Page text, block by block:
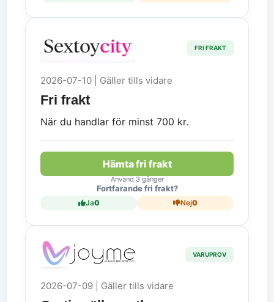
FRI FRAKT
2026-07-10 | Gäller tills vidare
Fri frakt
När du handlar för minst 700 kr.
Hämta fri frakt
Använd 3 gånger
Fortfarande fri frakt?
Ja0 Nej0
VARUPROV
2026-07-09 | Gäller tills vidare